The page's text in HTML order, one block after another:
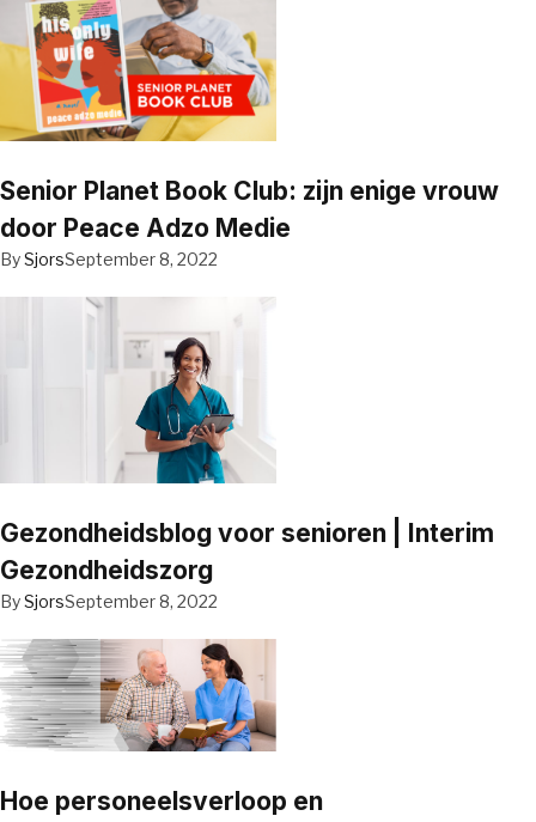
Senior Planet Book Club: zijn enige vrouw
door Peace Adzo Medie
BySjorsSeptember 8, 2022
Gezondheidsblog voor senioren | Interim
Gezondheidszorg
BySjorsSeptember 8, 2022
Hoe personeelsverloop en